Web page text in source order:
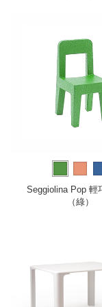
Seggiolina Pop 輕
（綠）